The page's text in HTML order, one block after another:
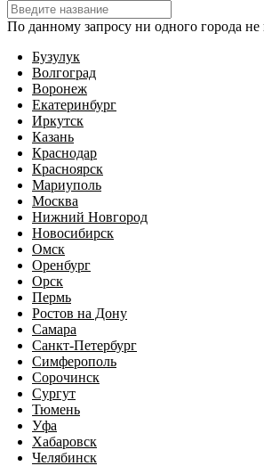
По данному запросу ни одного города не
Бузулук
Волгоград
Воронеж
Екатеринбург
Иркутск
Казань
Краснодар
Красноярск
Мариуполь
Москва
Нижний Новгород
Новосибирск
Омск
Оренбург
Орск
Пермь
Ростов на Дону
Самара
Санкт-Петербург
Симферополь
Сорочинск
Сургут
Тюмень
Уфа
Хабаровск
Челябинск